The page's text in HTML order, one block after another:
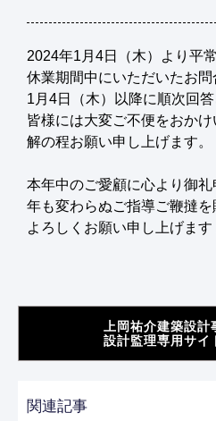
2024年1月4日（木）より平
休業期間中にいただいたお
1月4日（木）以降に順次回答
皆様には大変ご不便をおか
解の程お願い申し上げます。
本年中のご愛顧に心より御
年も変わらぬご指導ご鞭撻を
よろしくお願い申し上げます
上岡祐介建築設計
設計監理専用サイ
関連記事